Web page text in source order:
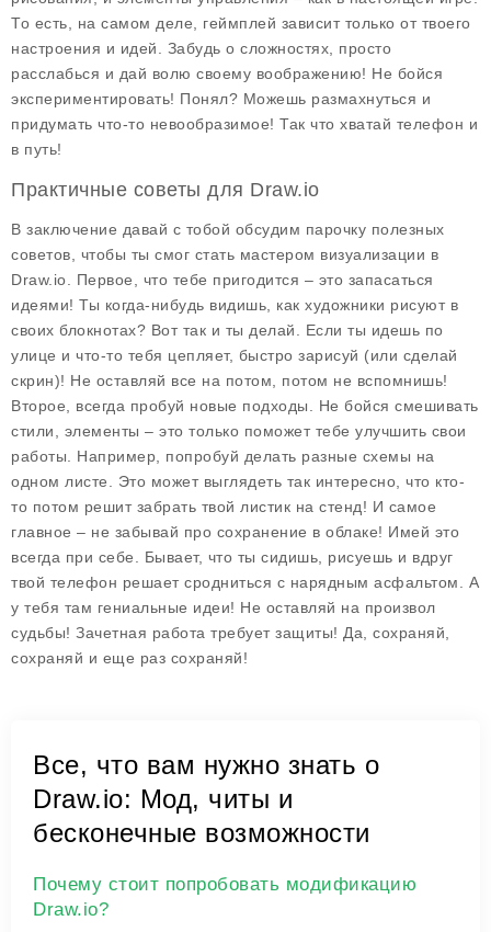
То есть, на самом деле, геймплей зависит только от твоего
настроения и идей. Забудь о сложностях, просто
расслабься и дай волю своему воображению! Не бойся
экспериментировать! Понял? Можешь размахнуться и
придумать что-то невообразимое! Так что хватай телефон и
в путь!
Практичные советы для Draw.io
В заключение давай с тобой обсудим парочку полезных
советов, чтобы ты смог стать мастером визуализации в
Draw.io . Первое, что тебе пригодится – это запасаться
идеями! Ты когда-нибудь видишь, как художники рисуют в
своих блокнотах? Вот так и ты делай. Если ты идешь по
улице и что-то тебя цепляет, быстро зарисуй (или сделай
скрин)! Не оставляй все на потом, потом не вспомнишь!
Второе, всегда пробуй новые подходы. Не бойся смешивать
стили, элементы – это только поможет тебе улучшить свои
работы. Например, попробуй делать разные схемы на
одном листе. Это может выглядеть так интересно, что кто-
то потом решит забрать твой листик на стенд! И самое
главное – не забывай про сохранение в облаке! Имей это
всегда при себе. Бывает, что ты сидишь, рисуешь и вдруг
твой телефон решает сродниться с нарядным асфальтом. А
у тебя там гениальные идеи! Не оставляй на произвол
судьбы! Зачетная работа требует защиты! Да, сохраняй,
сохраняй и еще раз сохраняй!
Все, что вам нужно знать о
Draw.io: Мод, читы и
бесконечные возможности
Почему стоит попробовать модификацию
Draw.io?